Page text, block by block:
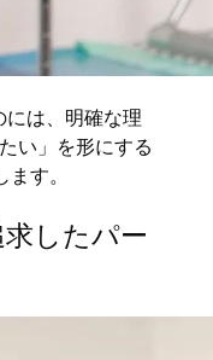
は、明確な理
い」を形にする
す。
したパー